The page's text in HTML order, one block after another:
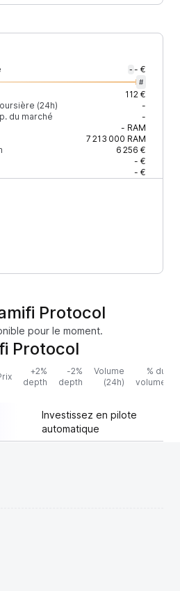
- - €
#
112 €
(24h)
-
du marché
-
- RAM
7 213 000 RAM
6 256 €
- €
- €
Protocol
pour le moment.
Protocol
+2%
depth
-2%
depth
Volume
(24h)
% du
volume
Investissez en pilote
automatique